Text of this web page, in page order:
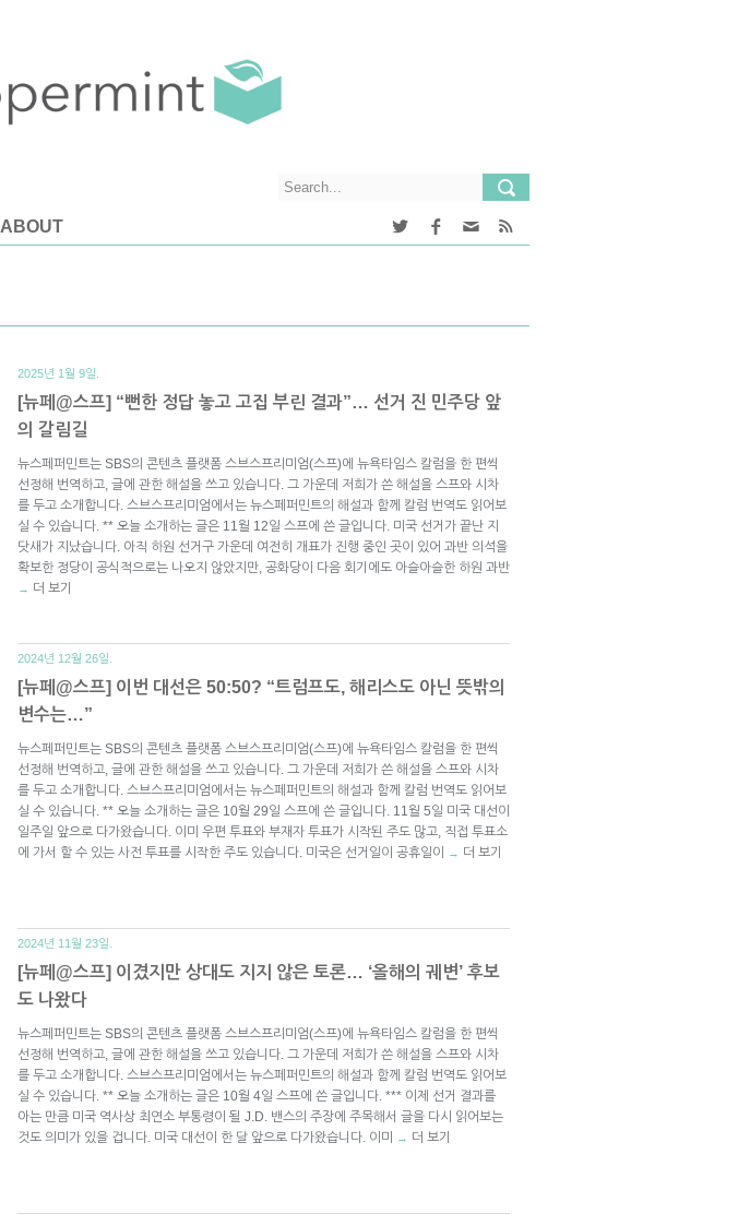
ABOUT
2025년 1월 9일.
[뉴페@스프] “뻔한 정답 놓고 고집 부린 결과”… 선거 진 민주당 앞
의 갈림길
뉴스페퍼민트는 SBS의 콘텐츠 플랫폼 스브스프리미엄(스프)에 뉴욕타임스 칼럼을 한 편씩
선정해 번역하고, 글에 관한 해설을 쓰고 있습니다. 그 가운데 저희가 쓴 해설을 스프와 시차
를 두고 소개합니다. 스브스프리미엄에서는 뉴스페퍼민트의 해설과 함께 칼럼 번역도 읽어보
실 수 있습니다. ** 오늘 소개하는 글은 11월 12일 스프에 쓴 글입니다. 미국 선거가 끝난 지
닷새가 지났습니다. 아직 하원 선거구 가운데 여전히 개표가 진행 중인 곳이 있어 과반 의석을
확보한 정당이 공식적으로는 나오지 않았지만, 공화당이 다음 회기에도 아슬아슬한 하원 과반
→ 더 보기
2024년 12월 26일.
[뉴페@스프] 이번 대선은 50:50? “트럼프도, 해리스도 아닌 뜻밖의
변수는…”
뉴스페퍼민트는 SBS의 콘텐츠 플랫폼 스브스프리미엄(스프)에 뉴욕타임스 칼럼을 한 편씩
선정해 번역하고, 글에 관한 해설을 쓰고 있습니다. 그 가운데 저희가 쓴 해설을 스프와 시차
를 두고 소개합니다. 스브스프리미엄에서는 뉴스페퍼민트의 해설과 함께 칼럼 번역도 읽어보
실 수 있습니다. ** 오늘 소개하는 글은 10월 29일 스프에 쓴 글입니다. 11월 5일 미국 대선이
일주일 앞으로 다가왔습니다. 이미 우편 투표와 부재자 투표가 시작된 주도 많고, 직접 투표소
에 가서 할 수 있는 사전 투표를 시작한 주도 있습니다. 미국은 선거일이 공휴일이
→ 더 보기
2024년 11월 23일.
[뉴페@스프] 이겼지만 상대도 지지 않은 토론… ‘올해의 궤변’ 후보
도 나왔다
뉴스페퍼민트는 SBS의 콘텐츠 플랫폼 스브스프리미엄(스프)에 뉴욕타임스 칼럼을 한 편씩
선정해 번역하고, 글에 관한 해설을 쓰고 있습니다. 그 가운데 저희가 쓴 해설을 스프와 시차
를 두고 소개합니다. 스브스프리미엄에서는 뉴스페퍼민트의 해설과 함께 칼럼 번역도 읽어보
실 수 있습니다. ** 오늘 소개하는 글은 10월 4일 스프에 쓴 글입니다. *** 이제 선거 결과를
아는 만큼 미국 역사상 최연소 부통령이 될 J.D. 밴스의 주장에 주목해서 글을 다시 읽어보는
것도 의미가 있을 겁니다. 미국 대선이 한 달 앞으로 다가왔습니다. 이미
→ 더 보기